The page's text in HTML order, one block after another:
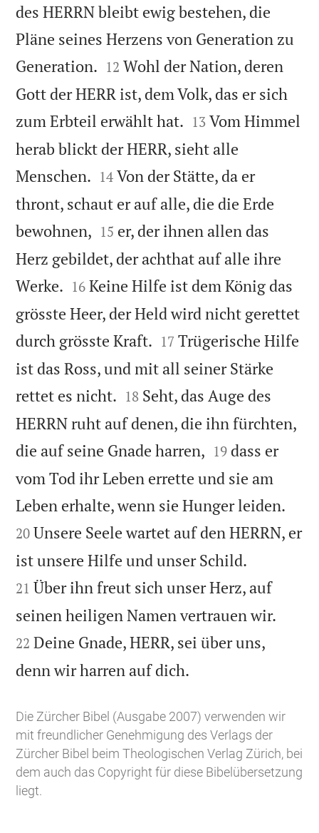
des HERRN bleibt ewig bestehen, die
Pläne seines Herzens von Generation zu
Generation. 

12 Wohl der Nation, deren
Gott der HERR ist, dem Volk, das er sich
zum Erbteil erwählt hat. 

13 Vom Himmel
herab blickt der HERR, sieht alle
Menschen. 

14 Von der Stätte, da er
thront, schaut er auf alle, die die Erde
bewohnen, 

15 er, der ihnen allen das
Herz gebildet, der achthat auf alle ihre
Werke. 

16 Keine Hilfe ist dem König das
grösste Heer, der Held wird nicht gerettet
durch grösste Kraft. 

17 Trügerische Hilfe
ist das Ross, und mit all seiner Stärke
rettet es nicht. 

18 Seht, das Auge des
HERRN ruht auf denen, die ihn fürchten,
die auf seine Gnade harren, 

19 dass er
vom Tod ihr Leben errette und sie am
Leben erhalte, wenn sie Hunger leiden.
20 Unsere Seele wartet auf den HERRN, er
ist unsere Hilfe und unser Schild.
21 Über ihn freut sich unser Herz, auf
seinen heiligen Namen vertrauen wir.
22 Deine Gnade, HERR, sei über uns,
denn wir harren auf dich.
Die Zürcher Bibel (Ausgabe 2007) verwenden wir
mit freundlicher Genehmigung des Verlags der
Zürcher Bibel beim Theologischen Verlag Zürich, bei
dem auch das Copyright für diese Bibelübersetzung
liegt.